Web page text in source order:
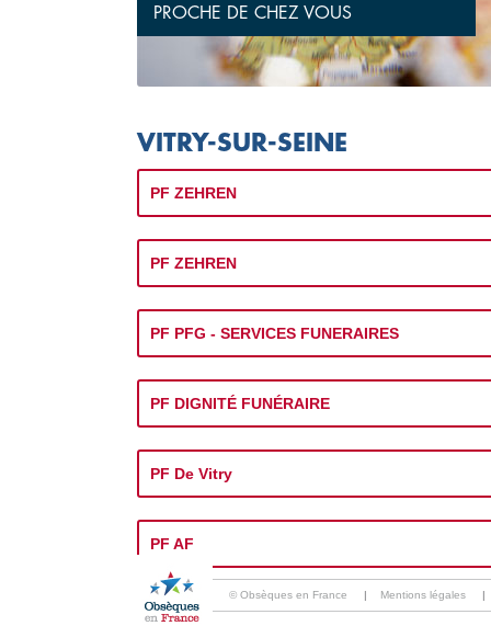
PROCHE DE CHEZ VOUS
VITRY-SUR-SEINE
PF ZEHREN
PF ZEHREN
PF PFG - SERVICES FUNERAIRES
PF DIGNITÉ FUNÉRAIRE
PF De Vitry
PF AF
© Obsèques en France | Mentions légales |